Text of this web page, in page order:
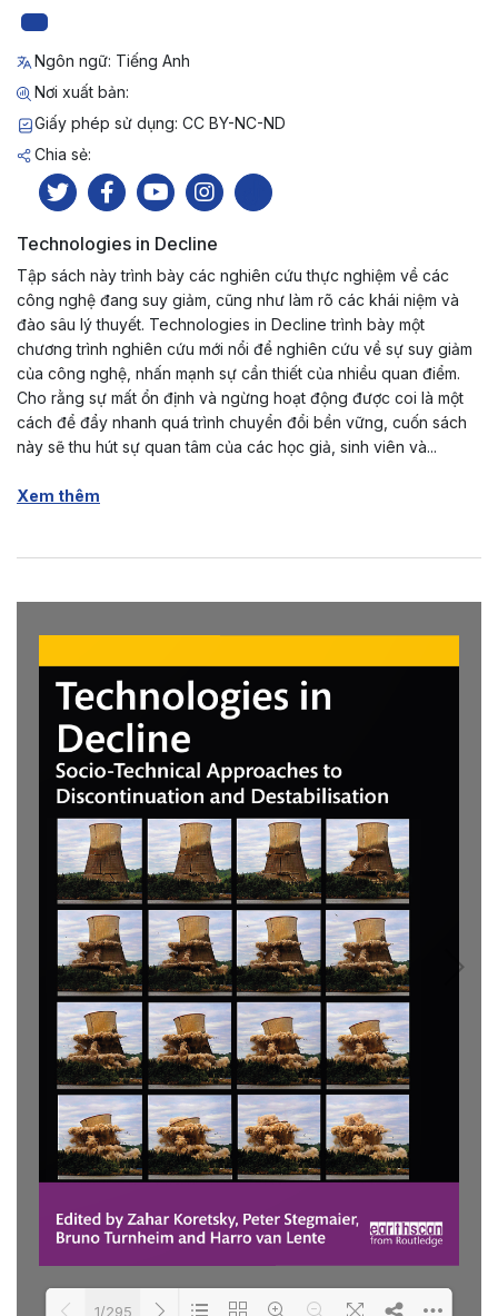
Ngôn ngữ: Tiếng Anh
Nơi xuất bản:
Giấy phép sử dụng: CC BY-NC-ND
Chia sẻ:
Technologies in Decline
Tập sách này trình bày các nghiên cứu thực nghiệm về các
công nghệ đang suy giảm, cũng như làm rõ các khái niệm và
đào sâu lý thuyết. Technologies in Decline trình bày một
chương trình nghiên cứu mới nổi để nghiên cứu về sự suy giảm
của công nghệ, nhấn mạnh sự cần thiết của nhiều quan điểm.
Cho rằng sự mất ổn định và ngừng hoạt động được coi là một
cách để đẩy nhanh quá trình chuyển đổi bền vững, cuốn sách
này sẽ thu hút sự quan tâm của các học giả, sinh viên và...
Xem thêm
1/295